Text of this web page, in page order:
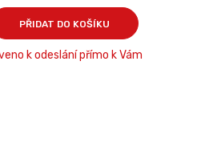
PŘIDAT DO KOŠÍKU
k odeslání přímo k Vám